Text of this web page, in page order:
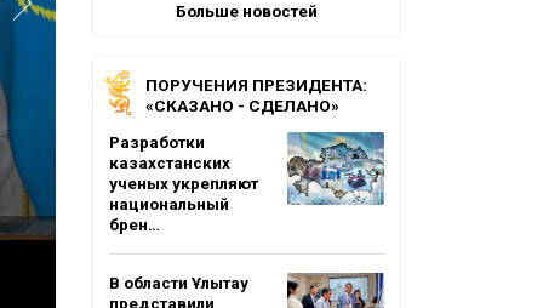
Больше новостей
ПОРУЧЕНИЯ ПРЕЗИДЕНТА:
«СКАЗАНО - СДЕЛАНО»
Разработки
казахстанских
ученых укрепляют
национальный
брен…
В области Ұлытау
представили